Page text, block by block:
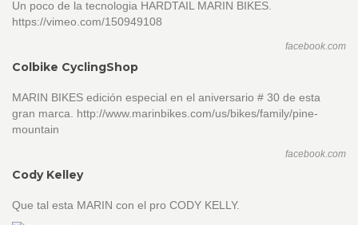
Un poco de la tecnologia HARDTAIL MARIN BIKES.
https://vimeo.com/150949108
facebook.com
Colbike CyclingShop
MARIN BIKES edición especial en el aniversario # 30 de esta
gran marca. http://www.marinbikes.com/us/bikes/family/pine-
mountain
facebook.com
Cody Kelley
Que tal esta MARIN con el pro CODY KELLY.